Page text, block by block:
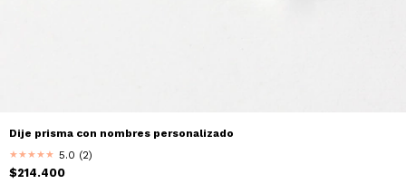
Dije prisma con nombres personalizado
★★★★★ 5.0 (2)
$214.400